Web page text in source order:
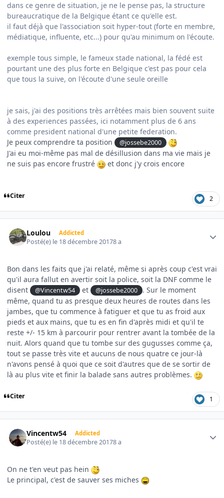
dans ce genre de situation, je ne le pense pas, la structure
bureaucratique de la Belgique étant ce qu'elle est.
il faut déjà que l'association soit hyper-tout (forte en membre,
médiatique, influente, etc...) pour qu'au minimum on l'écoute.
exemple tous simple, le fameux stade national, la fédé est
pourtant une des plus forte en Belgique c'est pas pour cela
que tous la suive, on l'écoute d'une seule oreille
je sais, j'ai des positions très arrêtées mais bien souvent suite
à des experiences passées, ici notamment plus de 6 ans
comme president national d'une petite federation.
Je peux comprendre ta position
@jossebe2000
J'ai eu moi-même pas mal de désillusion dans ma vie mais je
ne suis pas encore frustré
et donc j'y crois encore
Citer 2
Loulou Addicted
Posté(e) le 18 décembre 20178 a
Bon dans les faits que j'ai relaté, même si après coup c'est vrai
qu'il aura fallut en avertir soit la police, soit la DNF comme le
disent
@Vincentw54 et @jossebe2000
. Sur le moment
même, quand tu as presque deux heures de routes dans les
jambes, que tu commence à fatiguer et que tu as froid aux
pieds et aux mains, que tu es en fin d'après midi et qu'il te
reste +/- 15 km à parcourir pour rentrer avant la tombée de la
nuit. Alors quand que tu tombe sur des gugusses comme ça,
tout se passe très vite et aucuns de nous quatre ce jour-là
n'avons pensé à quoi que ce soit d'autres que de se sortir de
là au plus vite et finir la balade sans autres problèmes.
Citer 1
Vincentw54 Addicted
Posté(e) le 18 décembre 20178 a
On ne t'en veut pas hein
Le principal, c'est de sauver ses miches